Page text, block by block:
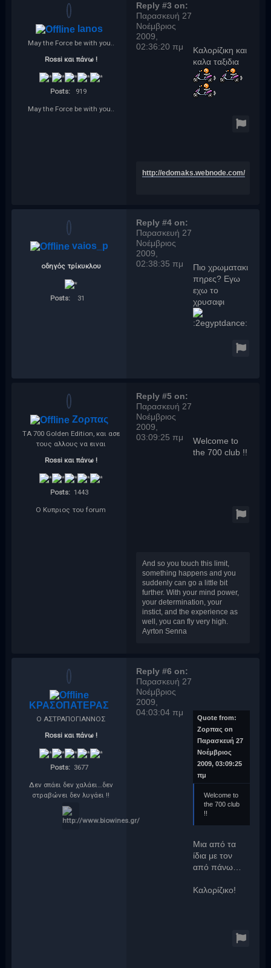
lanos
May the Force be with you..
Rossi και πάνω !
Posts: 919
May the Force be with you..
Reply #3 on:
Παρασκευή 27
Νοέμβριος
2009,
02:36:20 πμ
Καλορίζικη και
καλα ταξιδια
http://edomaks.webnode.com/
vaios_p
οδηγός τρίκυκλου
Posts: 31
Reply #4 on:
Παρασκευή 27
Νοέμβριος
2009,
02:38:35 πμ
Πιο χρωματακι
πηρες? Εγω
εχω το
χρυσαφι
Ζορπας
ΤΑ 700 Golden Edition, και ασε
τους αλλους να ειναι
Rossi και πάνω !
Posts: 1443
Ο Κυπριος του forum
Reply #5 on:
Παρασκευή 27
Νοέμβριος
2009,
03:09:25 πμ
Welcome to
the 700 club !!
And so you touch this limit,
something happens and you
suddenly can go a little bit
further. With your mind power,
your determination, your
instict, and the experience as
well, you can fly very high.
Ayrton Senna
ΚΡΑΣΟΠΑΤΕΡΑΣ
Ο ΑΣΤΡΑΠΟΓΙΑΝΝΟΣ
Rossi και πάνω !
Posts: 3677
Δεν σπάει δεν χαλάει…δεν
στραβώνει δεν λυγάει !!
Reply #6 on:
Παρασκευή 27
Νοέμβριος
2009,
04:03:04 πμ
Quote from:
Ζορπας on
Παρασκευή 27
Νοέμβριος
2009, 03:09:25
πμ
Welcome to
the 700 club
!!
Μια από τα
ίδια με τον
από πάνω…
Καλορίζικο!